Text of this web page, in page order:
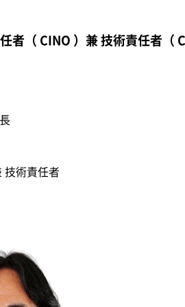
者（ CINO ）兼 技術責任者（
技術責任者